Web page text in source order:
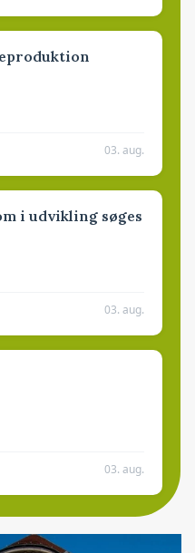
03. aug.
i udvikling søges
03. aug.
03. aug.